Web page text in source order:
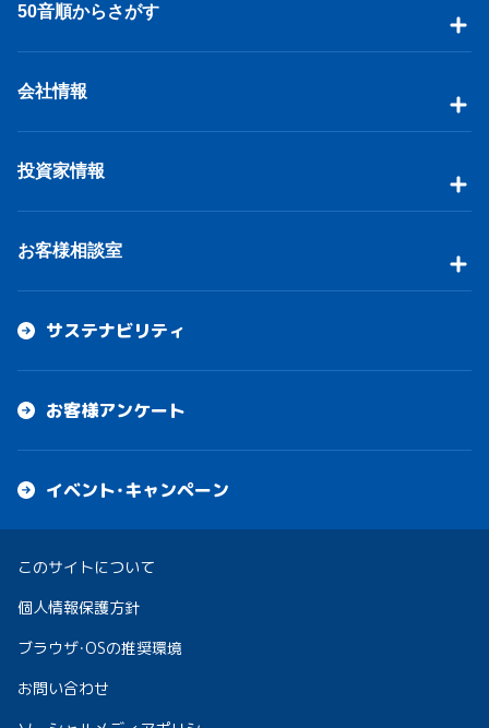
50音順からさがす
会社情報
投資家情報
お客様相談室
サステナビリティ
お客様アンケート
イベント・キャンペーン
このサイトについて
個人情報保護方針
ブラウザ・OSの推奨環境
お問い合わせ